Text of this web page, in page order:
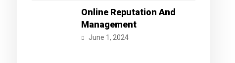
Online Reputation And
Management
June 1, 2024